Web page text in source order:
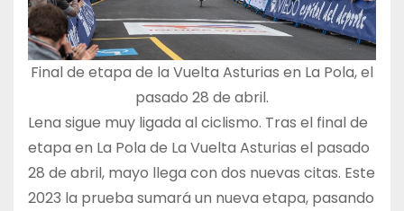
Final de etapa de la Vuelta Asturias en La Pola, el
pasado 28 de abril.
Lena sigue muy ligada al ciclismo. Tras el final de
etapa en La Pola de La Vuelta Asturias el pasado
28 de abril, mayo llega con dos nuevas citas. Este
2023 la prueba sumará un nueva etapa, pasando